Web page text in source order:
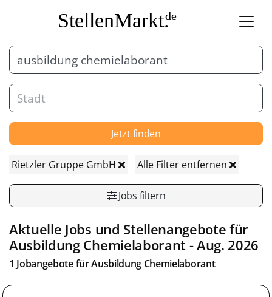
StellenMarkt.de
Jetzt finden
Rietzler Gruppe GmbH Alle Filter entfernen
Jobs filtern
Aktuelle Jobs und Stellenangebote für
Ausbildung Chemielaborant - Aug. 2026
1 Jobangebote fürAusbildung Chemielaborant